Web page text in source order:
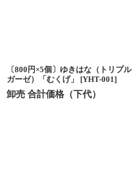
〔800円×5個〕ゆきはな（トリプル
ガーゼ）「むくげ」
[YHT-001]
卸売 合計価格（下代）